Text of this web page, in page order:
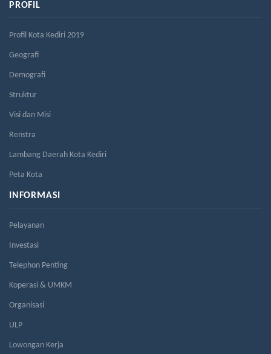
PROFIL
Profil Kota Kediri 2019
Geografi
Demografi
Struktur
Visi dan Misi
Renstra
Lambang Daerah Kota Kediri
Peta Kota
INFORMASI
Pelayanan
Investasi
Telephon Penting
Koperasi & UMKM
Organisasi
ULP
Lowongan Kerja